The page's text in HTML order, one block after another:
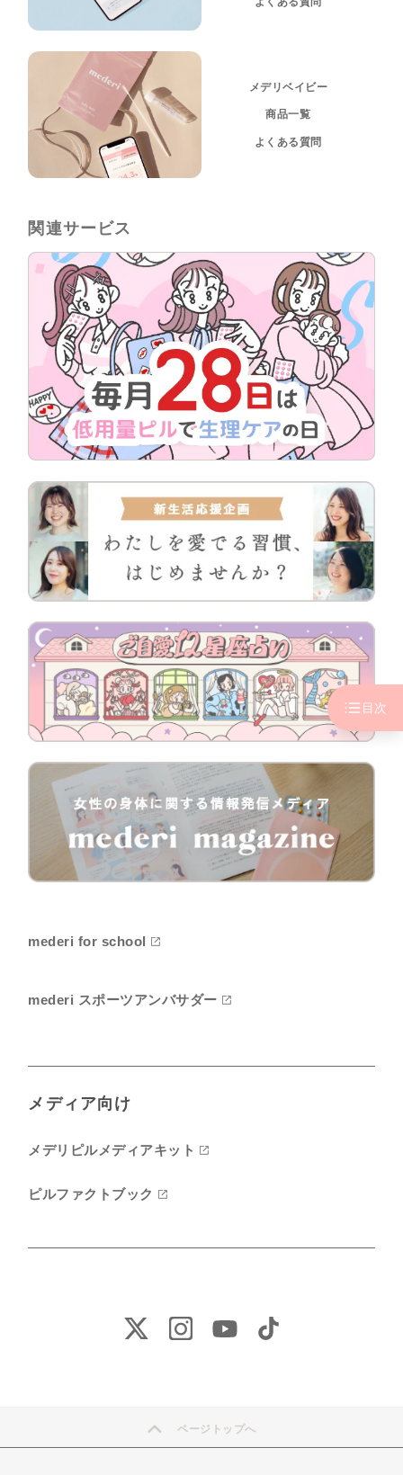
目次
メデリベイビー
商品一覧
よくある質問
関連サービス
mederi for school
mederi スポーツアンバサダー
メディア向け
メデリピルメディアキット
ピルファクトブック
ページトップへ